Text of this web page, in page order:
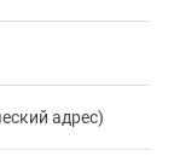
адрес)